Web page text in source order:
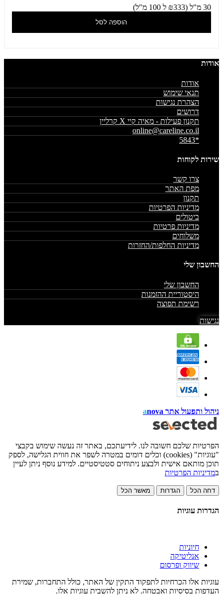
30 מ"ל (₪333 ל 100 מ"ל)
הוספה לסל
אודות
אודות
תנאי שימוש
הצהרת נגישות
דרושים
תקנון פעילות - מאיה קיי X קרליין
online@careline.co.il
*5843
שירות לקוחות
צרו קשר
מפת האתר
תקנון
מדיניות הפרטיות
ביטולים
מדיניות פרטיות
משלוחים
מדיניות החלפות/החזרות
החשבון שלי
החשבון שלי
היסטוריית ההזמנות
רשימת תפוצה
נגישות
ניהול ותפעול אתר anova
הפרטיות שלכם חשובה לנו. לידיעתכם, באתר זה נעשה שימוש בקבצי
"עוגיות" (cookies) וכלים דומים במטרה לשפר את חווית הגלישה, לספק
תוכן מותאם אישית ולבצע ניתוחים סטטיסטיים. למידע נוסף ניתן לעיין
במדיניות הפרטיות
דחה הכל הגדרות מאשר הכל
הגדרות עוגיות
חיוניות
אנליטיקה
שיווק ופרסום
עוגיות אלו הכרחיות לתפקוד התקין של האתר, כולל התחברות, שמירת
העדפות בסיסיות ואבטחה. לא ניתן להשבית עוגיות אלו.